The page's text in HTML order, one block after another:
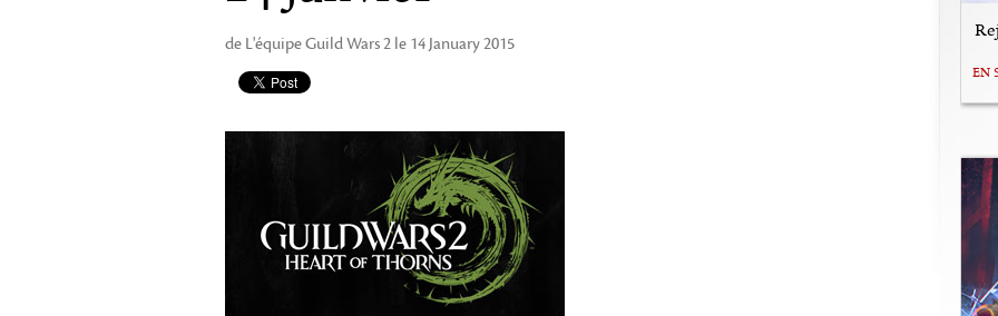
de L'équipe Guild Wars 2 le 14 January 2015
EN